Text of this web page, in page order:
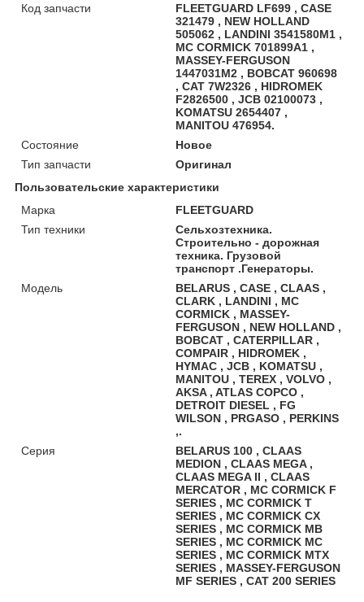
Код запчасти
FLEETGUARD LF699 , CASE
321479 , NEW HOLLAND
505062 , LANDINI 3541580M1 ,
MC CORMICK 701899A1 ,
MASSEY-FERGUSON
1447031M2 , BOBCAT 960698
, CAT 7W2326 , HIDROMEK
F2826500 , JCB 02100073 ,
KOMATSU 2654407 ,
MANITOU 476954.
Состояние
Новое
Тип запчасти
Оригинал
Пользовательские характеристики
Марка
FLEETGUARD
Тип техники
Сельхозтехника.
Строительно - дорожная
техника. Грузовой
транспорт .Генераторы.
Модель
BELARUS , CASE , CLAAS ,
CLARK , LANDINI , MC
CORMICK , MASSEY-
FERGUSON , NEW HOLLAND ,
BOBCAT , CATERPILLAR ,
COMPAIR , HIDROMEK ,
HYMAC , JCB , KOMATSU ,
MANITOU , TEREX , VOLVO ,
AKSA , ATLAS COPCO ,
DETROIT DIESEL , FG
WILSON , PRGASO , PERKINS
,.
Серия
BELARUS 100 , CLAAS
MEDION , CLAAS MEGA ,
CLAAS MEGA II , CLAAS
MERCATOR , MC CORMICK F
SERIES , MC CORMICK T
SERIES , MC CORMICK CX
SERIES , MC CORMICK MB
SERIES , MC CORMICK MC
SERIES , MC CORMICK MTX
SERIES , MASSEY-FERGUSON
MF SERIES , CAT 200 SERIES